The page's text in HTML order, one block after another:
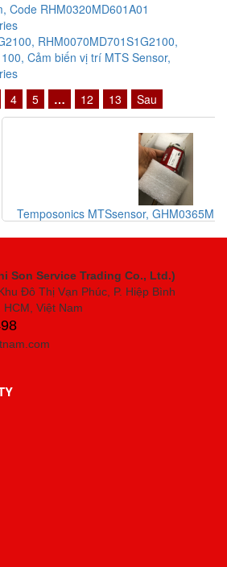
Code RHM0320MD601A01
RHM0070MD701S1G2100,
Cảm biến vị trí MTS Sensor,
4 5 … 12 13 Sau
GHM0365MR021A0, đại lý MTS
Son Service Trading Co., Ltd.)
Đô Thị Vạn Phúc, P. Hiệp Bình
HCM , Việt Nam